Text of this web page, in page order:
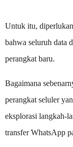
Untuk itu,
bahwa seluruh data
perangkat baru.
Bagaimana
perangkat seluler
eksplorasi langkah-
transfer WhatsApp